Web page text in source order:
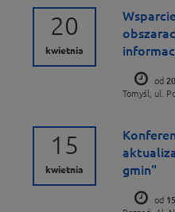
20
kwietnia
od
Tomyśl, ul.
15
kwietnia
gmin"
od